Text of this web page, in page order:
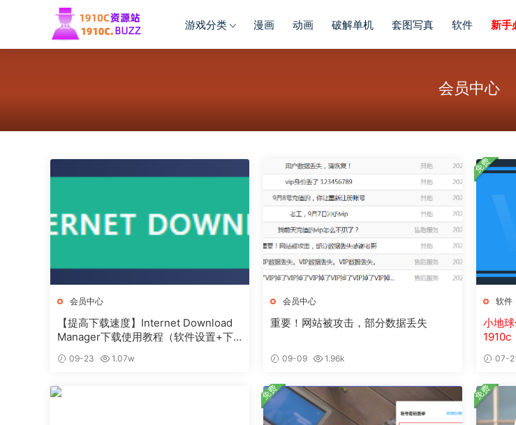
游戏分类 漫画 动画 破解单机 套图写真 软件 新手
会员中心
会员中心
【提高下载速度】Internet Download
Manager下载使用教程（软件设置+下
09-23 1.07w
会员中心
重要！网站被攻击，部分数据丢失
09-09 1.96k
软件
小地
1910c
07-
免费
免费 免费